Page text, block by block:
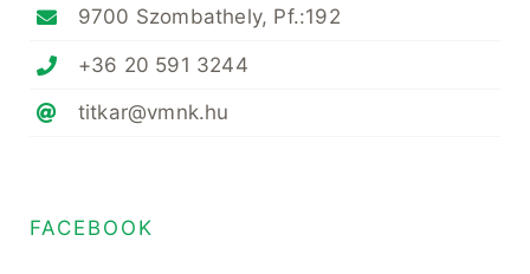
9700 Szombathely, Pf.:192
+36 20 591 3244
titkar@vmnk.hu
FACEBOOK